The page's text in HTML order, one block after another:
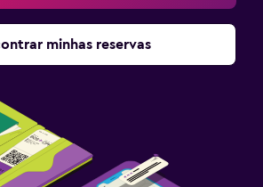
minhas reservas